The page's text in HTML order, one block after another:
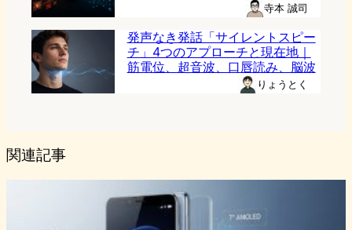
寺本 誠司
発声なき発話「サイレントスピー
チ」4つのアプローチと現在地｜
筋電位、超音波、口唇読み、脳波
りょうとく
関連記事